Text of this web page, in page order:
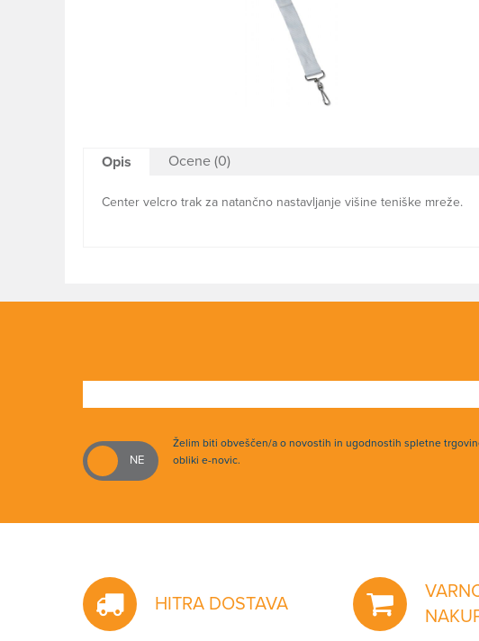
Opis Ocene (0)
Center velcro trak za natančno nastavljanje višine teniške mreže.
Želim biti obveščen/a o novostih in ugodnostih spletne
obliki e-novic.
HITRA DOSTAVA